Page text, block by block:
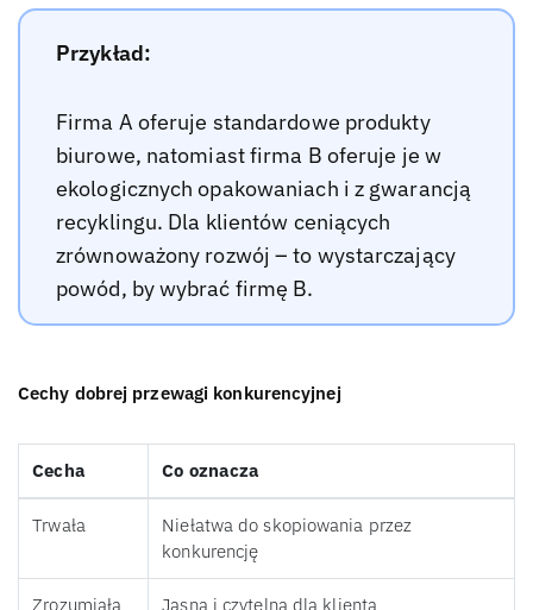
Przykład:
Firma A oferuje standardowe produkty
biurowe, natomiast firma B oferuje je w
ekologicznych opakowaniach i z gwarancją
recyklingu. Dla klientów ceniących
zrównoważony rozwój – to wystarczający
powód, by wybrać firmę B.
Cechy dobrej przewagi konkurencyjnej
Cecha Co oznacza
Trwała
Niełatwa do skopiowania przez
konkurencję
Zrozumiała Jasna i czytelna dla klienta